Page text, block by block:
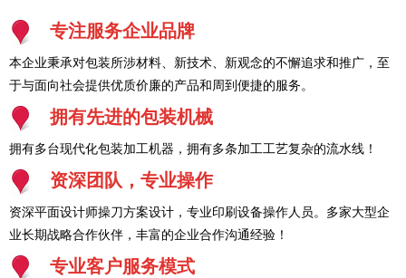
专注服务企业品牌
本企业秉承对包装所涉材料、新技术、新观念的不懈追求和推广，至
于与面向社会提供优质价廉的产品和周到便捷的服务。
拥有先进的包装机械
拥有多台现代化包装加工机器，拥有多条加工工艺复杂的流水线！
资深团队，专业操作
资深平面设计师操刀方案设计，专业印刷设备操作人员。多家大型企
业长期战略合作伙伴，丰富的企业合作沟通经验！
专业客户服务模式